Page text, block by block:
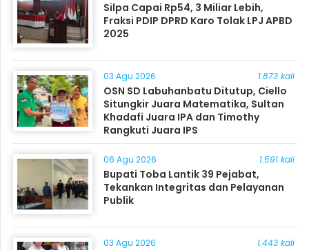
Silpa Capai Rp54, 3 Miliar Lebih,
Fraksi PDIP DPRD Karo Tolak LPJ APBD
2025
03 Agu 2026 1.873 kali
OSN SD Labuhanbatu Ditutup, Ciello
Situngkir Juara Matematika, Sultan
Khadafi Juara IPA dan Timothy
Rangkuti Juara IPS
06 Agu 2026 1.591 kali
Bupati Toba Lantik 39 Pejabat,
Tekankan Integritas dan Pelayanan
Publik
03 Agu 2026 1.443 kali